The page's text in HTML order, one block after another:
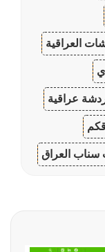
العراقية
عراقية
العراق